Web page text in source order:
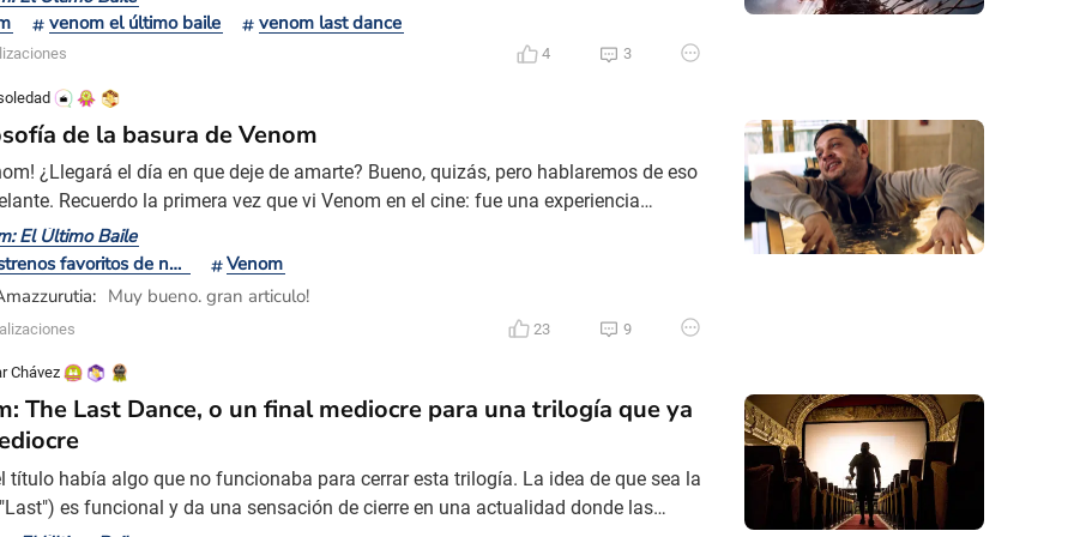
de aquellos que presenciaron tal hazaña. En Venom: The Last Dance, Sony y
querer cerrar el ciclo de uno d
venom el último baile venom last dance
4 3
de la basura de Venom
¿Llegará el día en que deje de amarte? Bueno, quizás, pero hablaremos de eso
Recuerdo la primera vez que vi Venom en el cine: fue una experiencia
emocionante y vertiginosamente tonta. ¿Qué acento creía estar haciendo Tom
qué el guion era tan cursi e incómodo? Intrigada, volví a verla…siete veces
cine. Cada vez me parecía más graciosa, hasta
El Último Baile
Mis estrenos favoritos de noviembre
Venom
Muy bueno. gran articulo!
23 9
Chávez
The Last Dance, o un final mediocre para una trilogía que ya
título había algo que no funcionaba para cerrar esta trilogía. La idea de que sea la
es funcional y da una sensación de cierre en una actualidad donde las